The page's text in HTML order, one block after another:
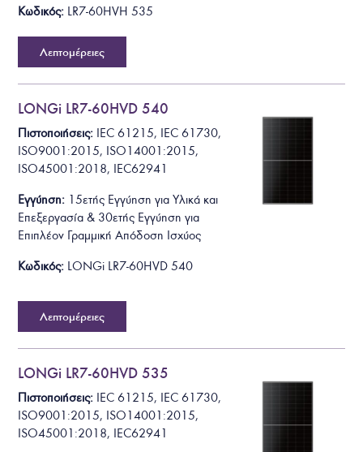
Κωδικός: LR7-60HVH 535
Λεπτομέρειες
LONGi LR7-60HVD 540
Πιστοποιήσεις: IEC 61215, IEC 61730,
ISO9001:2015, ISO14001:2015,
ISO45001:2018, IEC62941
Εγγύηση: 15ετής Εγγύηση για Υλικά και
Επεξεργασία & 30ετής Εγγύηση για
Επιπλέον Γραμμική Απόδοση Ισχύος
Κωδικός: LONGi LR7-60HVD 540
Λεπτομέρειες
LONGi LR7-60HVD 535
Πιστοποιήσεις: IEC 61215, IEC 61730,
ISO9001:2015, ISO14001:2015,
ISO45001:2018, IEC62941